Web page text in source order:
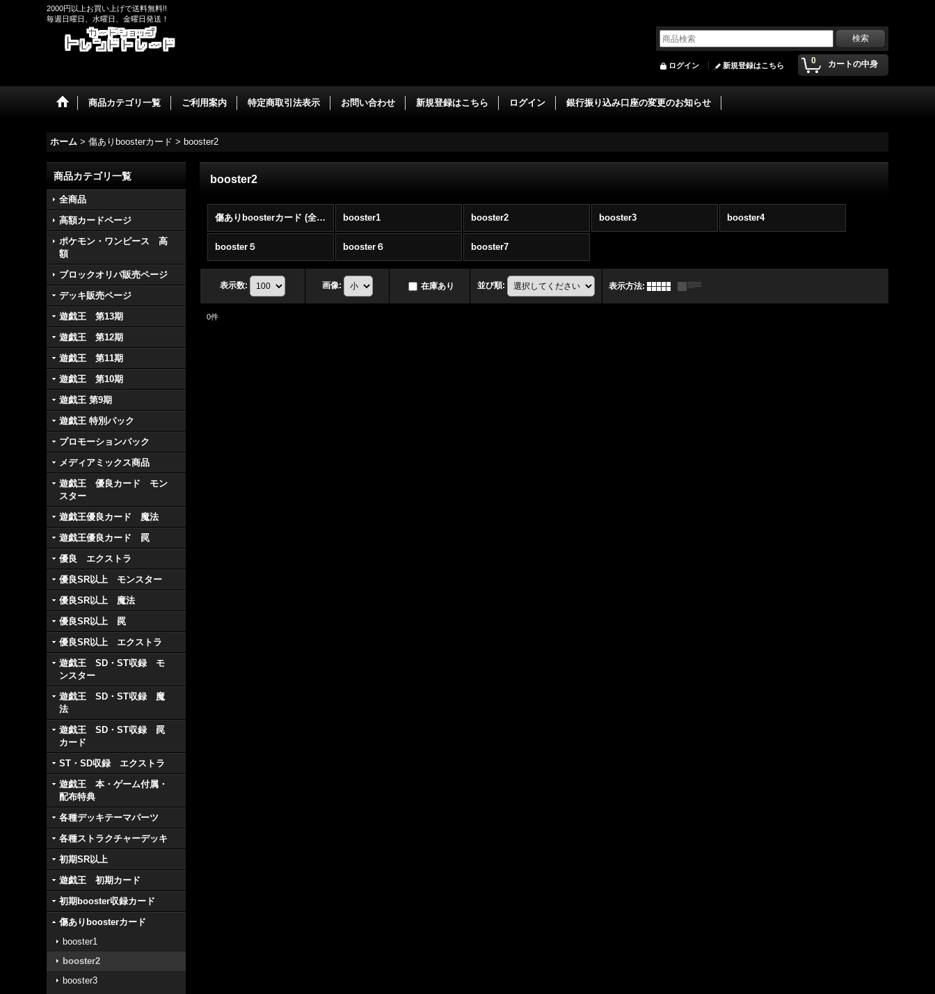
2000円以上お買い上げで送料無料!!
毎週日曜日、水曜日、金曜日発送！
0 カートの中身
ログイン 新規登録はこちら
商品カテゴリ一覧 ご利用案内 特定商取引法表示 お問い合わせ 新規登録はこちら ログイン 銀行振り込み口座の変更のお知らせ
ホーム > 傷ありboosterカード > booster2
商品カテゴリ一覧
全商品
高額カードページ
ポケモン・ワンピース 高
額
ブロックオリパ販売ページ
デッキ販売ページ
遊戯王 第13期
遊戯王 第12期
遊戯王 第11期
遊戯王 第10期
遊戯王 第9期
遊戯王 特別パック
プロモーションパック
メディアミックス商品
遊戯王 優良カード モン
スター
遊戯王優良カード 魔法
遊戯王優良カード 罠
優良 エクストラ
優良SR以上 モンスター
優良SR以上 魔法
優良SR以上 罠
優良SR以上 エクストラ
遊戯王 SD・ST収録 モ
ンスター
遊戯王 SD・ST収録 魔
法
遊戯王 SD・ST収録 罠
カード
ST・SD収録 エクストラ
遊戯王 本・ゲーム付属・
配布特典
各種デッキテーマパーツ
各種ストラクチャーデッキ
初期SR以上
遊戯王 初期カード
初期booster収録カード
傷ありboosterカード
booster1
booster2
booster3
booster2
傷ありboosterカード (全商品) booster1 booster2 booster3 booster4
booster５ booster６ booster7
表示数: 画像: 在庫あり 並び順: 表示方法:
0件